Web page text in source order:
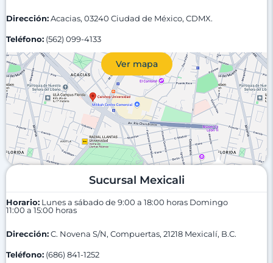
Dirección:Acacias, 03240 Ciudad de México, CDMX.
Teléfono: (562) 099-4133
Ver mapa
Sucursal Mexicali
Horario: Lunes a sábado de 9:00 a 18:00 horas Domingo
11:00 a 15:00 horas
Dirección:C. Novena S/N, Compuertas, 21218 Mexicalí, B.C.
Teléfono: (686) 841-1252